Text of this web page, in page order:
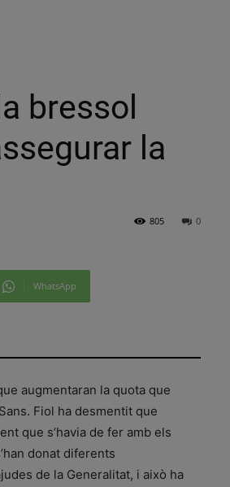
bressol
la
0
805
WhatsApp
augmentaran la quota que
Fiol ha desmentit que
que s’havia de fer amb els
donat diferents
de la Generalitat, i això ha